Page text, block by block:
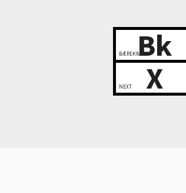
Bk
BÆREKRAFT
X
NEXT